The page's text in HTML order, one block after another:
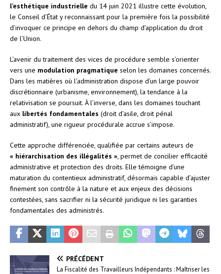
l’esthétique industrielle du 14 juin 2021 illustre cette évolution,
le Conseil d’État y reconnaissant pour la première fois la possibilité
d’invoquer ce principe en dehors du champ d’application du droit
de l’Union.
L’avenir du traitement des vices de procédure semble s’orienter
vers une modulation pragmatique selon les domaines concernés.
Dans les matières où l’administration dispose d’un large pouvoir
discrétionnaire (urbanisme, environnement), la tendance à la
relativisation se poursuit. À l’inverse, dans les domaines touchant
aux libertés fondamentales (droit d’asile, droit pénal
administratif), une rigueur procédurale accrue s’impose.
Cette approche différenciée, qualifiée par certains auteurs de
« hiérarchisation des illégalités », permet de concilier efficacité
administrative et protection des droits. Elle témoigne d’une
maturation du contentieux administratif, désormais capable d’ajuster
finement son contrôle à la nature et aux enjeux des décisions
contestées, sans sacrifier ni la sécurité juridique ni les garanties
fondamentales des administrés.
PRÉCÉDENT
La Fiscalité des Travailleurs Indépendants : Maîtriser les